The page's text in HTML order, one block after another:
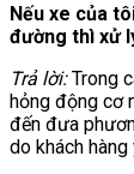
Nếu xe của
đường thì xử
Trả lời:Trong
hỏng động cơ
đến đưa
do khách